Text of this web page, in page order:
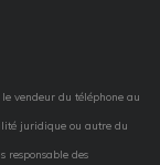
vendeur du téléphone au
juridique ou autre du
responsable des